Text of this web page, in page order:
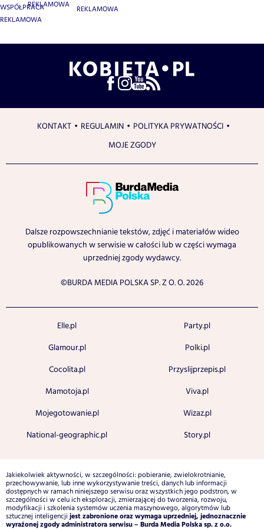
WSPÓŁPRACA
REKLAMOWA
REKLAMOWA
REKLAMOWA
KONTAKT REGULAMIN
POLITYKA PRYWATNOŚCI
MOJE ZGODY
Dalsze rozpowszechnianie tekstów, zdjęć i materiałów wideo
opublikowanych w serwisie w całości lub w części wymaga
uprzedniej zgody wydawcy.
©BURDA MEDIA POLSKA SP. Z O. O. 2026
Elle.pl
Glamour.pl
Cocolita.pl
Mamotoja.pl
Mojegotowanie.pl
National-geographic.pl
Party.pl
Polki.pl
Przyslijprzepis.pl
Viva.pl
Wizaz.pl
Story.pl
Jakiekolwiek aktywności, w szczególności: pobieranie, zwielokrotnianie,
przechowywanie, lub inne wykorzystywanie treści, danych lub informacji
dostępnych w ramach niniejszego serwisu oraz wszystkich jego podstron, w
szczególności w celu ich eksploracji, zmierzającej do tworzenia, rozwoju,
modyfikacji i szkolenia systemów uczenia maszynowego, algorytmów lub
sztucznej inteligencji jest zabronione oraz wymaga uprzedniej, jednoznacznie
wyrażonej zgody administratora serwisu – Burda Media Polska sp. z o.o.